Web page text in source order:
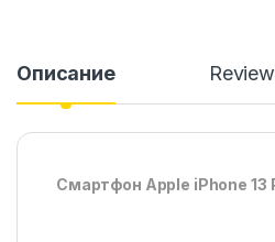
Описание
Смартфон Apple iPhone 13